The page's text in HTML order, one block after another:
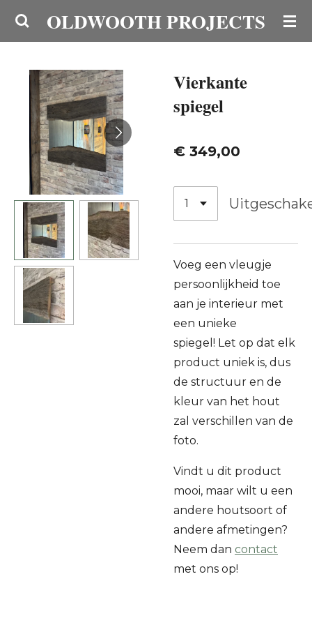
Ga
hoofdinhoud
OLDWOOTH PROJECTS
Vierkante
spiegel
€ 349,00
Voeg een vleugje
persoonlijkheid toe
aan je interieur met
een unieke
spiegel! Let op dat elk
product uniek is, dus
de structuur en de
kleur van het hout
zal verschillen van de
foto.
Vindt u dit product
mooi, maar wilt u een
andere houtsoort of
andere afmetingen?
Neem dan contact
met ons op!